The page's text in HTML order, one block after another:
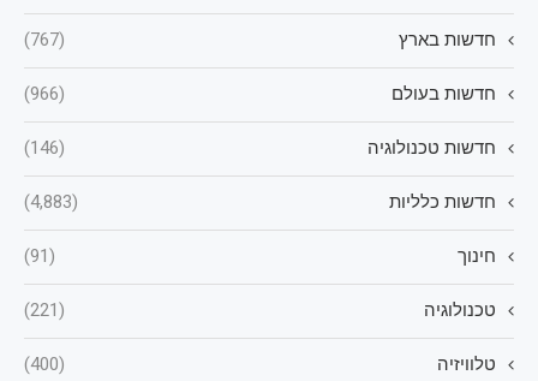
חדשות בארץ (767)
חדשות בעולם (966)
חדשות טכנולוגיה (146)
חדשות כלליות (4,883)
חינוך (91)
טכנולוגיה (221)
טלוויזיה (400)